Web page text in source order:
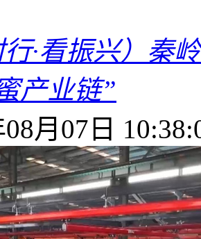
行·看振兴）秦
产业链”
月07日